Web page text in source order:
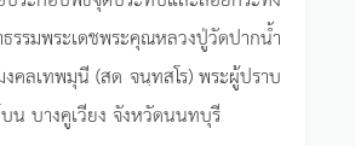
พระเดชพระคุณหลวงปู่วัดปากน้ำ
คลเทพมุนี (สด จนฺทสโร) พระผู้ปราบ
น บางคูเวียง จังหวัดนนทบุรี